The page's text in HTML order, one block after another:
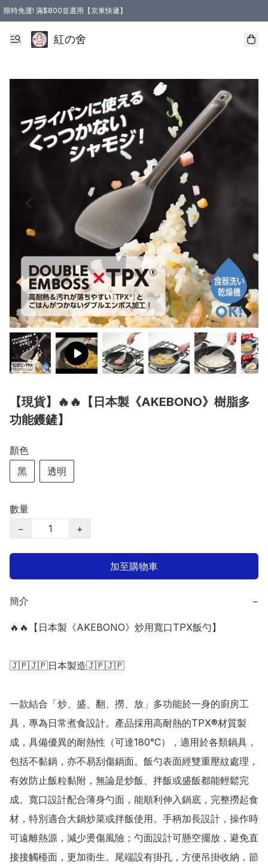
限時免運! 滿$800並選用【京東快遞】
紅の舍
【現貨】🔥🔥【日本製《AKEBONO》樹脂多
功能鑊鏟】
顏色
黑
透明
數量
−
+
加至購物車
簡介 −
🔥🔥【日本製《AKEBONO》炒用寬口TPX飯勺】
🇯🇵🇯🇵日本製造🇯🇵🇯🇵
一款結合「炒、盛、翻、撈、放」多功能於一身的廚房工
具，專為日常煮食設計。產品採用高耐熱的TPX®材質製
成，具備優異的耐熱性（可達180°C），適用於各類鍋具，
包括不黏鍋，亦不易刮傷鍋面。飯勺表面經雙重壓紋處理，
有效防止飯粒黏附，無論是炒飯、拌飯或盛飯都能輕鬆完
成。寬口設計配合薄身勺面，能順利伸入鍋底，完整撈起食
材，特別適合大鍋炒菜或拌飯使用。手柄加長設計，操作時
可遠離熱源，減少燙傷風險；勺面設計可懸空擺放，避免直
接接觸檯面，更加衛生。尾端設有掛孔，方便吊掛收納，節